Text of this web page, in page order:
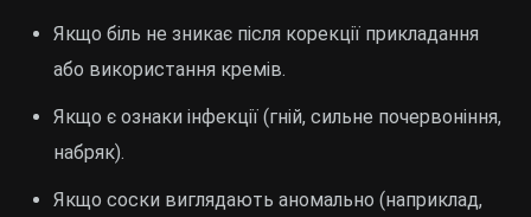
Якщо біль не зникає після корекції прикладання
або використання кремів.
Якщо є ознаки інфекції (гній, сильне почервоніння,
набряк).
Якщо соски виглядають аномально (наприклад,